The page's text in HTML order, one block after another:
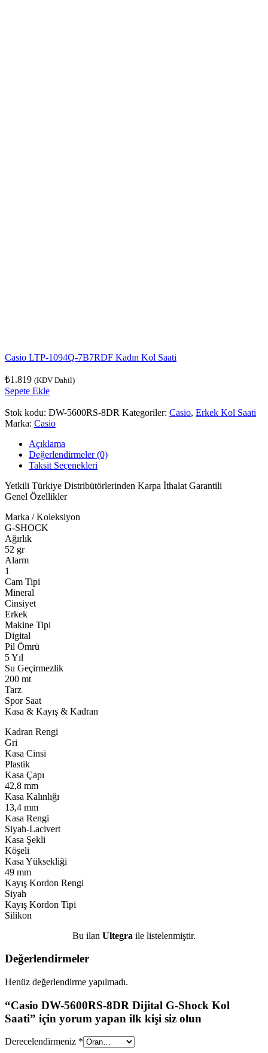
Casio LTP-1094Q-7B7RDF Kadın Kol Saati
₺1.819 (KDV Dahil)
Sepete Ekle
Stok kodu: DW-5600RS-8DR Kategoriler: Casio, Erkek Kol Saati
Marka: Casio
Açıklama
Değerlendirmeler (0)
Taksit Seçenekleri
Yetkili Türkiye Distribütörlerinden Karpa İthalat Garantili
Genel Özellikler
Marka / Koleksiyon
G-SHOCK
Ağırlık
52 gr
Alarm
1
Cam Tipi
Mineral
Cinsiyet
Erkek
Makine Tipi
Digital
Pil Ömrü
5 Yıl
Su Geçirmezlik
200 mt
Tarz
Spor Saat
Kasa & Kayış & Kadran
Kadran Rengi
Gri
Kasa Cinsi
Plastik
Kasa Çapı
42,8 mm
Kasa Kalınlığı
13,4 mm
Kasa Rengi
Siyah-Lacivert
Kasa Şekli
Köşeli
Kasa Yüksekliği
49 mm
Kayış Kordon Rengi
Siyah
Kayış Kordon Tipi
Silikon
Bu ilan Ultegra ile listelenmiştir.
Değerlendirmeler
Henüz değerlendirme yapılmadı.
“Casio DW-5600RS-8DR Dijital G-Shock Kol
Saati” için yorum yapan ilk kişi siz olun
Derecelendirmeniz *